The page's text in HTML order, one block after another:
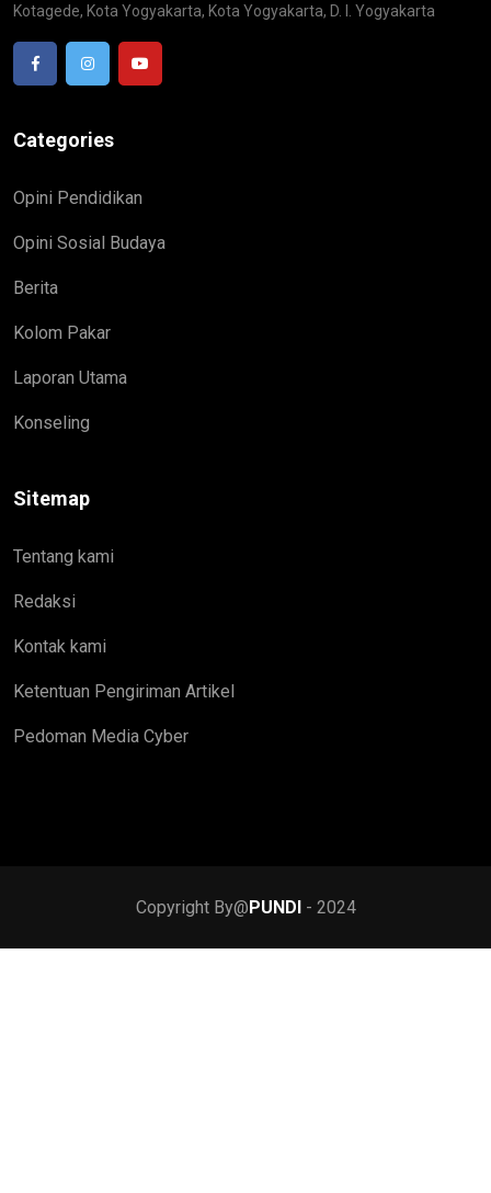
Kotagede, Kota Yogyakarta, Kota Yogyakarta, D. I. Yogyakarta
Categories
Opini Pendidikan
Opini Sosial Budaya
Berita
Kolom Pakar
Laporan Utama
Konseling
Sitemap
Tentang kami
Redaksi
Kontak kami
Ketentuan Pengiriman Artikel
Pedoman Media Cyber
Copyright By@PUNDI- 2024